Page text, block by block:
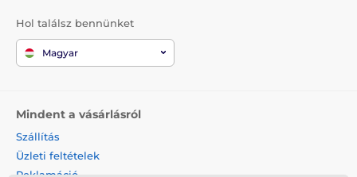
Hol találsz bennünket
Magyar
Mindent a vásárlásról
Szállítás
Üzleti feltételek
Reklamáció